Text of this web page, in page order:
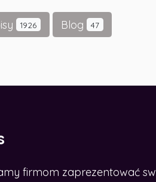
1926 Blog 47
firmom zaprezentować
BIZNES W